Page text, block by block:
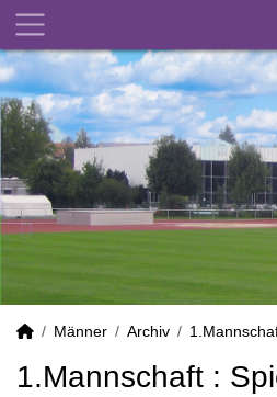
Männer Archiv
1.Mannschaft :